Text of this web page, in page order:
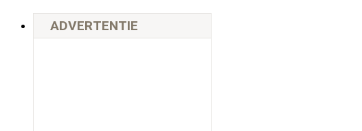
ADVERTENTIE